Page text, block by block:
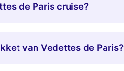
de Paris cruise?
van Vedettes de Paris?